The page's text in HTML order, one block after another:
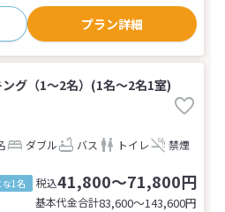
プラン詳細
ング（1～2名）(1名～2名1室)
ダブル バス トイレ 禁煙
な1名 税込41,800～71,800円
基本代金合計83,600〜143,600円